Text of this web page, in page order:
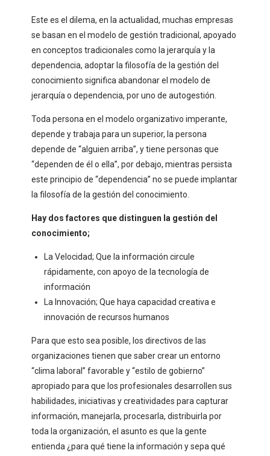
Este es el dilema, en la actualidad, muchas empresas
se basan en el modelo de gestión tradicional, apoyado
en conceptos tradicionales como la jerarquía y la
dependencia, adoptar la filosofía de la gestión del
conocimiento significa abandonar el modelo de
jerarquía o dependencia, por uno de autogestión.
Toda persona en el modelo organizativo imperante,
depende y trabaja para un superior, la persona
depende de “alguien arriba”, y tiene personas que
“dependen de él o ella”, por debajo, mientras persista
este principio de “dependencia” no se puede implantar
la filosofía de la gestión del conocimiento.
Hay dos factores que distinguen la gestión del
conocimiento;
La Velocidad; Que la información circule
rápidamente, con apoyo de la tecnología de
información
La Innovación; Que haya capacidad creativa e
innovación de recursos humanos
Para que esto sea posible, los directivos de las
organizaciones tienen que saber crear un entorno
“clima laboral” favorable y “estilo de gobierno”
apropiado para que los profesionales desarrollen sus
habilidades, iniciativas y creatividades para capturar
información, manejarla, procesarla, distribuirla por
toda la organización, el asunto es que la gente
entienda ¿para qué tiene la información y sepa qué